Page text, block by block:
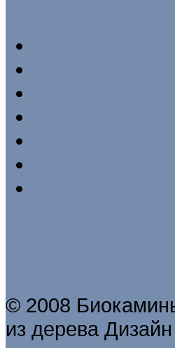
© 2008
из дерева